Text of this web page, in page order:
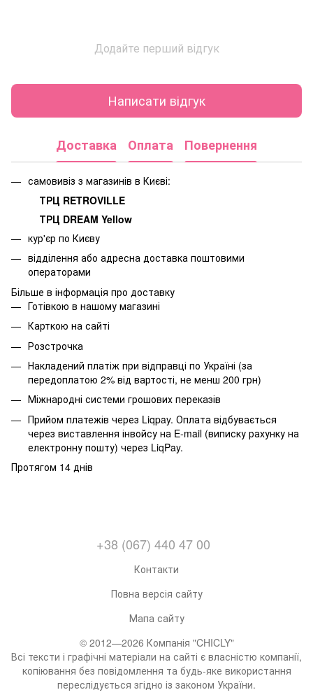
Додайте перший відгук
Написати відгук
Доставка Оплата Повернення
самовивіз з магазинів в Києві:
ТРЦ RETROVILLE
ТРЦ DREAM Yellow
кур'єр по Києву
відділення або адресна доставка поштовими
операторами
Більше в інформація про доставку
Готівкою в нашому магазині
Карткою на сайті
Розстрочка
Накладений платіж при відправці по Україні (за
передоплатою 2% від вартості, не менш 200 грн)
Міжнародні системи грошових переказів
Прийом платежів через Liqpay. Оплата відбувається
через виставлення інвойсу на E-mail (виписку рахунку на
електронну пошту) через LiqPay.
Протягом 14 днів
+38 (067) 440 47 00
Контакти
Повна версія сайту
Мапа сайту
© 2012—2026 Компанія "CHICLY"
Всі тексти і графічні матеріали на сайті є власністю компанії,
копіювання без повідомлення та будь-яке використання
переслідується згідно із законом України.